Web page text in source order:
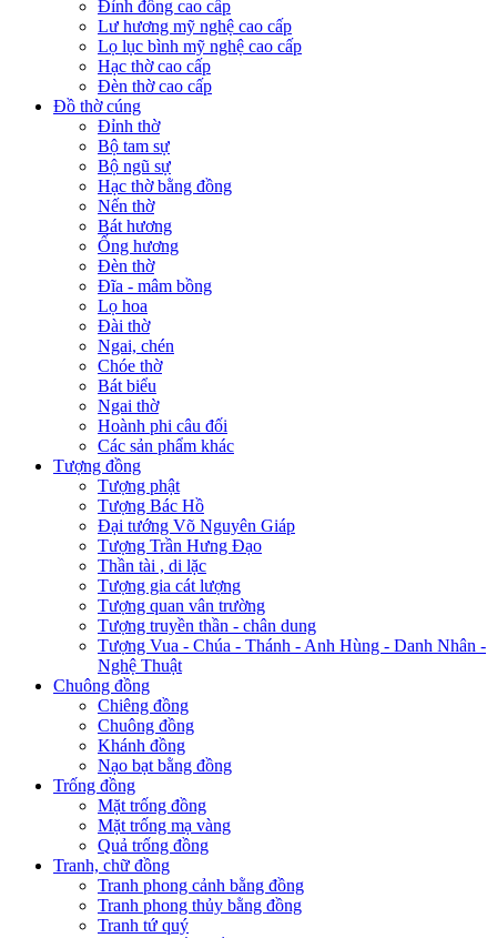
Đỉnh đồng cao cấp
Lư hương mỹ nghệ cao cấp
Lọ lục bình mỹ nghệ cao cấp
Hạc thờ cao cấp
Đèn thờ cao cấp
Đồ thờ cúng
Đỉnh thờ
Bộ tam sự
Bộ ngũ sự
Hạc thờ bằng đồng
Nến thờ
Bát hương
Ống hương
Đèn thờ
Đĩa - mâm bồng
Lọ hoa
Đài thờ
Ngai, chén
Chóe thờ
Bát biểu
Ngai thờ
Hoành phi câu đối
Các sản phẩm khác
Tượng đồng
Tượng phật
Tượng Bác Hồ
Đại tướng Võ Nguyên Giáp
Tượng Trần Hưng Đạo
Thần tài , di lặc
Tượng gia cát lượng
Tượng quan vân trường
Tượng truyền thần - chân dung
Tượng Vua - Chúa - Thánh - Anh Hùng - Danh Nhân -
Nghệ Thuật
Chuông đồng
Chiêng đồng
Chuông đồng
Khánh đồng
Nạo bạt bằng đồng
Trống đồng
Mặt trống đồng
Mặt trống mạ vàng
Quả trống đồng
Tranh, chữ đồng
Tranh phong cảnh bằng đồng
Tranh phong thủy bằng đồng
Tranh tứ quý